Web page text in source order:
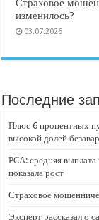
Страховое
изменилось?
03.07.2026
Последние
Плюс 6 процентных
высокой долей
РСА: средняя
показала рост
Страховое
Эксперт рассказал о